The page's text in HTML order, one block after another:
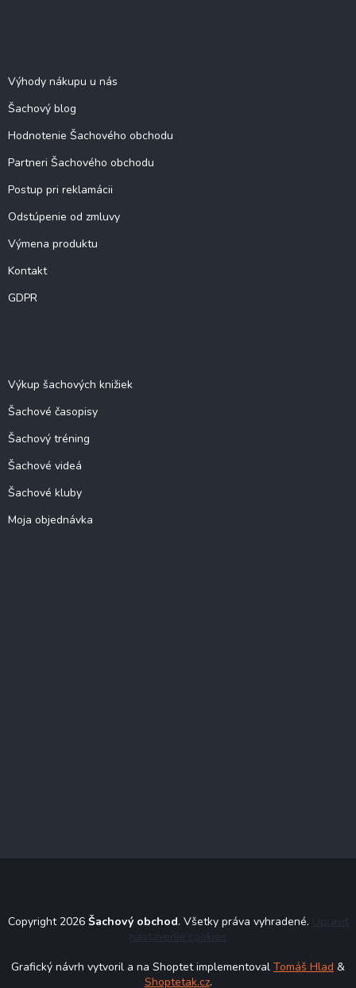
Výhody nákupu u nás
Šachový blog
Hodnotenie Šachového obchodu
Partneri Šachového obchodu
Postup pri reklamácii
Odstúpenie od zmluvy
Výmena produktu
Kontakt
GDPR
Výkup šachových knižiek
Šachové časopisy
Šachový tréning
Šachové videá
Šachové kluby
Moja objednávka
Copyright 2026 Šachový obchod. Všetky práva vyhradené.
Grafický návrh vytvoril a na Shoptet implementoval Tomáš Hlad &
Shoptetak.cz.